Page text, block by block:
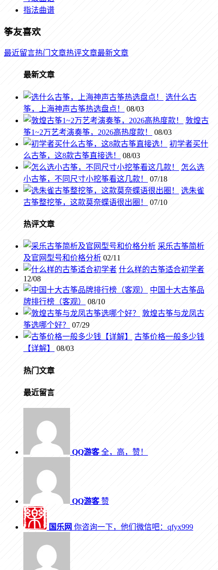
指法曲谱
筝友喜欢
最近留言热门文章热评文章最新文章
最新文章
选什么古
筝，上海神声古筝热选盘点！
08/03
敦煌古
筝1~2万艺考演奏筝，2026高热度款！
08/03
初学者买什
么古筝，这8款古筝直接选！
08/03
怎么选
小古筝，不同尺寸小挖筝看这几款！
07/18
选朱雀
古筝整挖筝，这款莫奈蝶语很出圈！
07/10
热评文章
采乐古筝简析
及官网型号和价格分析 02/11
什么样的古筝适合初学者
12/08
中国十大古筝品
牌排行榜（客观）
08/10
敦煌古筝与龙凤古
筝选哪个好？
07/29
古筝价格一般多少钱
【详解】
08/03
热门文章
最近留言
QQ游客全，高，赞！
QQ游客赞
国乐网 你咨询一下，他们微信吧：qfyx999